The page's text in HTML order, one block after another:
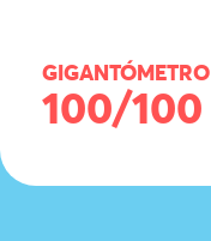
GIGANTÓMETRO
100/100